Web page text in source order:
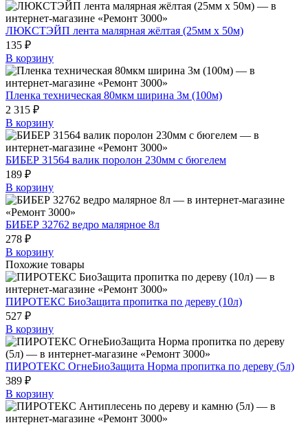
ЛЮКСТЭЙП лента малярная жёлтая (25мм х 50м)
135 ₽
В корзину
Пленка техническая 80мкм ширина 3м (100м)
2 315 ₽
В корзину
БИБЕР 31564 валик поролон 230мм с бюгелем
189 ₽
В корзину
БИБЕР 32762 ведро малярное 8л
278 ₽
В корзину
Похожие товары
ПИРОТЕКС БиоЗащита пропитка по дереву (10л)
527 ₽
В корзину
ПИРОТЕКС ОгнеБиоЗащита Норма пропитка по дереву (5л)
389 ₽
В корзину